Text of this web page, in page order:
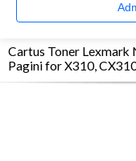
Consumabile
Cartus Toner Lexmark
Pagini for X310,